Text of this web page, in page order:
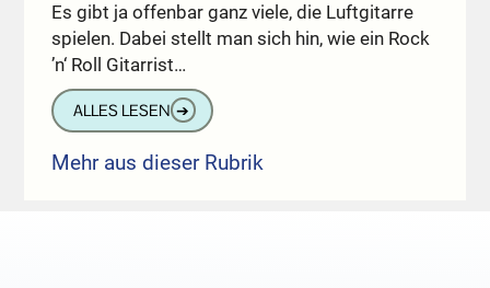
Es gibt ja offenbar ganz viele, die Luftgitarre
spielen. Dabei stellt man sich hin, wie ein Rock
’n‘ Roll Gitarrist…
ALLES LESEN ➔
Mehr aus dieser Rubrik